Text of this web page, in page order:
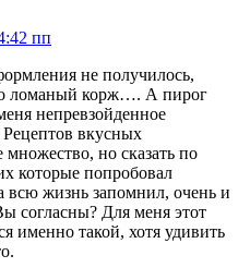
пп
не получилось,
ломаный корж…. А пирог
непревзойденное
Рецептов вкусных
множество, но сказать по
которые попробовал
всю жизнь запомнил, очень и
согласны? Для меня этот
именно такой, хотя удивить